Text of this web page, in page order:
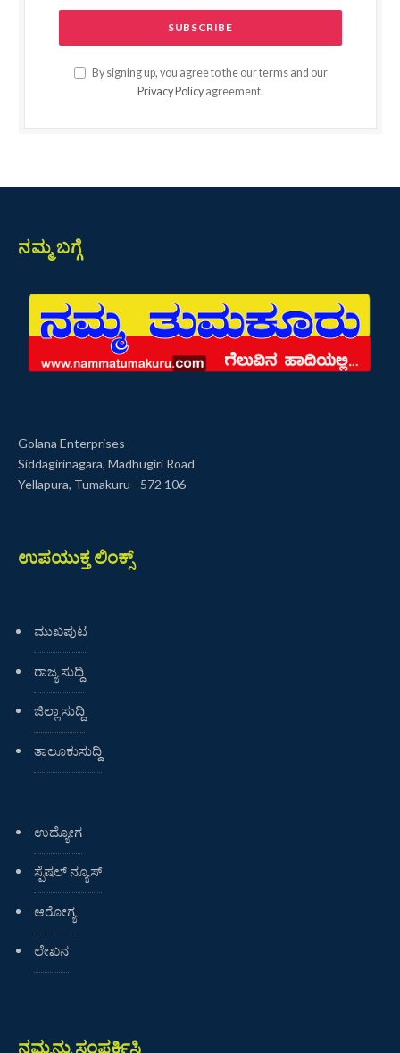
By signing up, you agree to the our terms and our
Privacy Policy agreement.
ನಮ್ಮ ಬಗ್ಗೆ
Golana Enterprises
Siddagirinagara, Madhugiri Road
Yellapura, Tumakuru - 572 106
ಉಪಯುಕ್ತ ಲಿಂಕ್ಸ್
ಮುಖಪುಟ
ರಾಜ್ಯ ಸುದ್ದಿ
ಜಿಲ್ಲಾ ಸುದ್ದಿ
ತಾಲೂಕುಸುದ್ದಿ
ಉದ್ಯೋಗ
ಸ್ಪೆಷಲ್ ನ್ಯೂಸ್
ಆರೋಗ್ಯ
ಲೇಖನ
ನಮ್ಮನ್ನು ಸಂಪರ್ಕಿಸಿ